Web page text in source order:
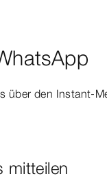
über den Instant-
mitteilen